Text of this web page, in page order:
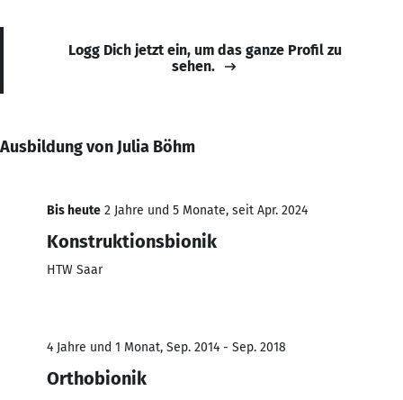
Logg Dich jetzt ein, um das ganze Profil zu
sehen.
Ausbildung von Julia Böhm
Bis heute 2 Jahre und 5 Monate, seit Apr. 2024
Konstruktionsbionik
HTW Saar
4 Jahre und 1 Monat, Sep. 2014 - Sep. 2018
Orthobionik